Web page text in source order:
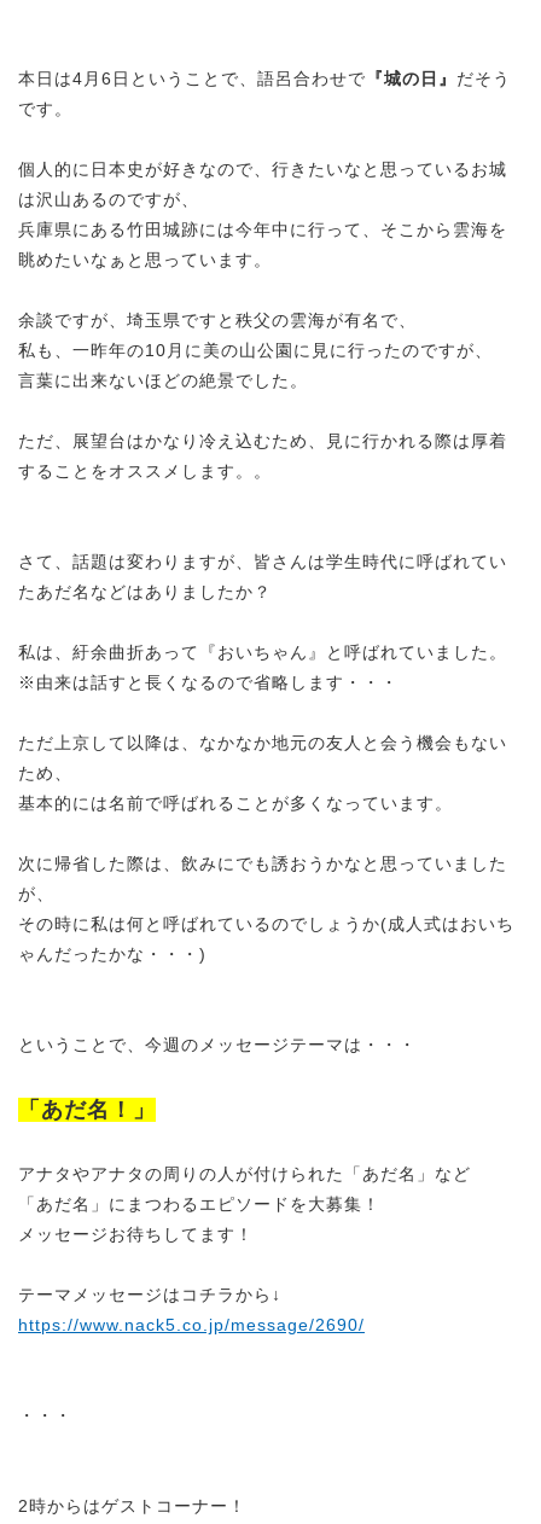
本日は4月6日ということで、語呂合わせで 『城の日』 だそう
です。
個人的に日本史が好きなので、行きたいなと思っているお城
は沢山あるのですが、
兵庫県にある竹田城跡には今年中に行って、そこから雲海を
眺めたいなぁと思っています。
余談ですが、埼玉県ですと秩父の雲海が有名で、
私も、一昨年の10月に美の山公園に見に行ったのですが、
言葉に出来ないほどの絶景でした。
ただ、展望台はかなり冷え込むため、見に行かれる際は厚着
することをオススメします。。
さて、話題は変わりますが、皆さんは学生時代に呼ばれてい
たあだ名などはありましたか？
私は、紆余曲折あって『おいちゃん』と呼ばれていました。
※由来は話すと長くなるので省略します・・・
ただ上京して以降は、なかなか地元の友人と会う機会もない
ため、
基本的には名前で呼ばれることが多くなっています。
次に帰省した際は、飲みにでも誘おうかなと思っていました
が、
その時に私は何と呼ばれているのでしょうか(成人式はおいち
ゃんだったかな・・・)
ということで、今週のメッセージテーマは・・・
「あだ名！」
アナタやアナタの周りの人が付けられた「あだ名」など
「あだ名」にまつわるエピソードを大募集！
メッセージお待ちしてます！
テーマメッセージはコチラから↓
https://www.nack5.co.jp/message/2690/
・・・
2時からはゲストコーナー！